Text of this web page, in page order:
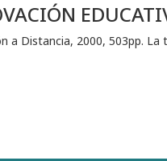
a Distancia, 2000, 503pp.